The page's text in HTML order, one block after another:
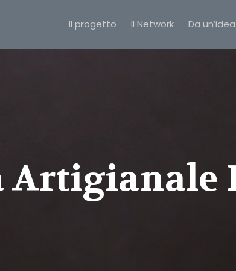
Il progetto Il Network Da
Artigianale